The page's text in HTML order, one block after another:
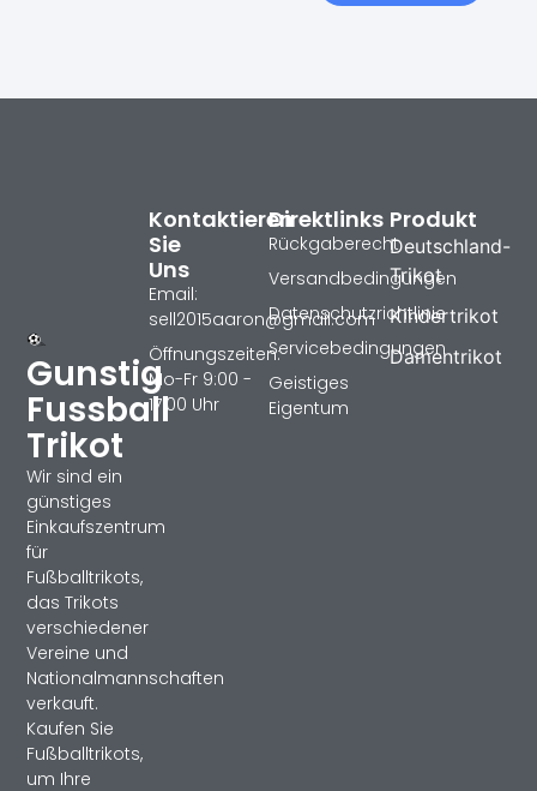
Gunstig
Fussball
Trikot
Wir sind ein
günstiges
Einkaufszentrum
für
Fußballtrikots,
das Trikots
verschiedener
Vereine und
Nationalmannschaften
verkauft.
Kaufen Sie
Fußballtrikots,
um Ihre
Produkt
Deutschland-
Trikot
Kindertrikot
Damentrikot
Direktlinks
Rückgaberecht
Versandbedingungen
Datenschutzrichtlinie
Servicebedingungen
Geistiges
Eigentum
Kontaktieren
Sie
Uns
Email:
sell2015aaron@gmail.com
Öffnungszeiten:
Mo-Fr 9:00 -
17:00 Uhr